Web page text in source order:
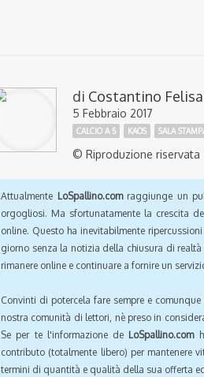
di Costantino
5 Febbraio 2017
CALCIO A 5 KAOS SALA
© Riproduzione riservata
Attualmente LoSpallino.comraggiunge un
orgogliosi. Ma sfortunatamente la crescita
online. Questo ha inevitabilmente
giorno senza la notizia della chiusura di
rimanere online e continuare a fornire un
Convinti di potercela fare sempre e
nostra comunità di lettori, nè preso in
Se per te l'informazione de LoSpallino.com
contributo (totalmente libero) per mantenere
termini di quantità e qualità della sua offerta